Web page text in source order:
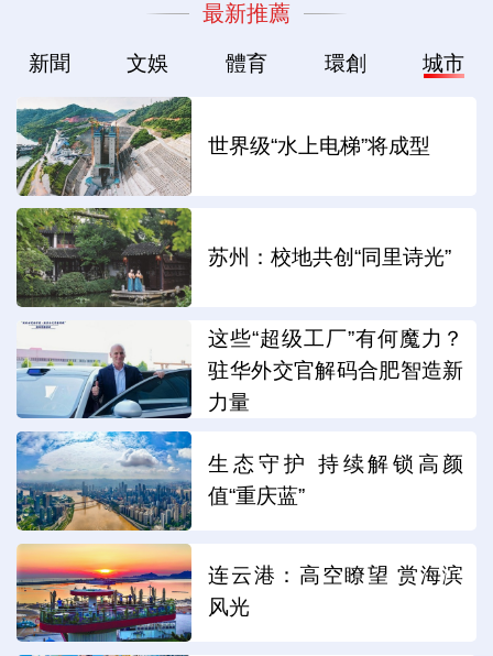
最新推薦
新聞 文娛 體育 環創 城市
世界级“水上电梯”将成型
苏州：校地共创“同里诗光”
这些“超级工厂”有何魔力？
驻华外交官解码合肥智造新
力量
生态守护 持续解锁高颜
值“重庆蓝”
连云港：高空瞭望 赏海滨
风光